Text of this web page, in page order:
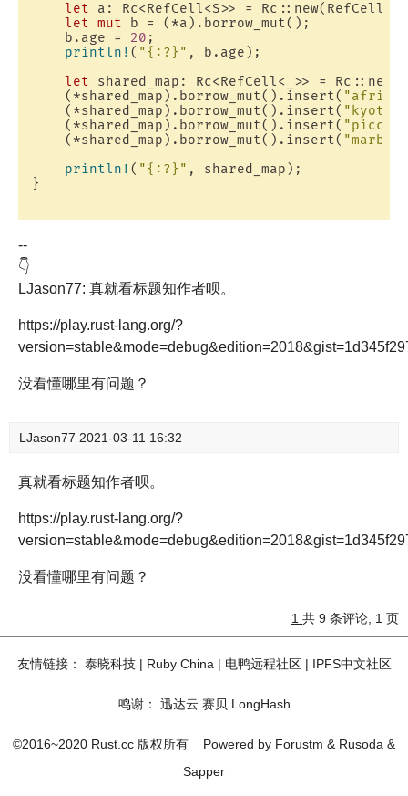
let a: Rc<RefCell<S>> =
let mut b = (*a).borrow_mut();
    b.age =
20 ;
println! ( "{:?}" , b.age);
let shared_map: Rc<RefCell<_>> =
    (*shared_map).borrow_mut().insert(
"africa"
    (*shared_map).borrow_mut().insert(
"kyoto"
    (*shared_map).borrow_mut().insert(
    (*shared_map).borrow_mut().insert(
println! ( "{:?}" , shared_map);
}
--
👇
LJason77: 真就看标题知作者呗。
https://play.rust-lang.org/?
没看懂哪里有问题？
LJason77 2021-03-11 16:32
真就看标题知作者呗。
https://play.rust-lang.org/?
没看懂哪里有问题？
1 共 9 条评论, 1 页
友情链接： 泰晓科技| Ruby China | 电鸭远程社区| IPFS中文社区
鸣谢： 迅达云 赛贝 LongHash
©2016~2020 Rust.cc 版权所有 Powered by Forustm & Rusoda &
Sapper